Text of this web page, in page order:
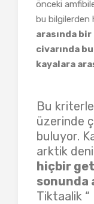
önceki
bu bilgilerden
arasında
civarında
kayalara
Bu
üzerinde
buluyor.
arktik
hiçbir
sonunda
Tiktaalik “